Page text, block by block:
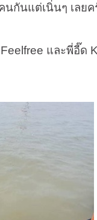
นแต่เนิ่นๆ เลยค
Feelfree และพี่อี๊ด